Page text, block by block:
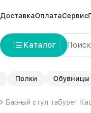
ДоставкаОплатаСервис
Каталог
Полки Обувницы
Барный стул табурет